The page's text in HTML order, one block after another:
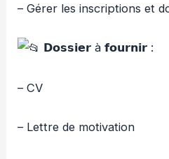
– Gérer les inscriptions et
𝗗𝗼𝘀𝘀𝗶𝗲𝗿 à 𝗳𝗼𝘂𝗿𝗻𝗶𝗿 :
– CV
– Lettre de motivation